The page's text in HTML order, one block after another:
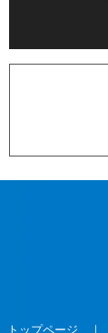
トップページ ｜